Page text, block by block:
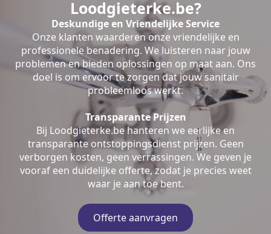
Loodgieterke.be?
Deskundige en Vriendelijke Service
Onze klanten waarderen onze vriendelijke en
professionele benadering. We luisteren naar jouw
problemen en bieden oplossingen op maat aan. Ons
doel is om ervoor te zorgen dat jouw sanitair
probleemloos werkt.
Transparante Prijzen
Bij Loodgieterke.be hanteren we eerlijke en
transparante ontstoppingsdienst prijzen. Geen
verborgen kosten, geen verrassingen. We geven je
vooraf een duidelijke offerte, zodat je precies weet
waar je aan toe bent.
Offerte aanvragen